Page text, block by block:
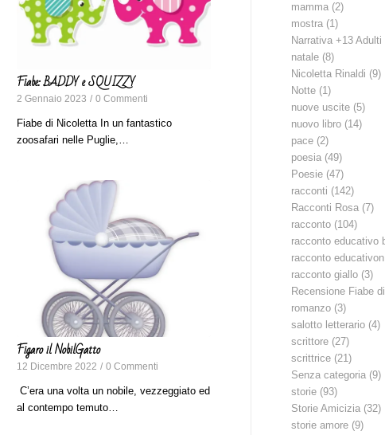
Fiabe: BADDY e SQUIZZY
2 Gennaio 2023 / 0 Commenti
Fiabe di Nicoletta In un fantastico
zoosafari nelle Puglie,…
Figaro il NobilGatto
12 Dicembre 2022 / 0 Commenti
C’era una volta un nobile, vezzeggiato ed
al contempo temuto…
mamma (2)
mostra (1)
Narrativa +13 Adulti
natale (8)
Nicoletta Rinaldi (9)
Notte (1)
nuove uscite (5)
nuovo libro (14)
pace (2)
poesia (49)
Poesie (47)
racconti (142)
Racconti Rosa (7)
racconto (104)
racconto educativo
racconto
racconto giallo (3)
Recensione Fiabe
romanzo (3)
salotto letterario (4)
scrittore (27)
scrittrice (21)
Senza categoria (9)
storie (93)
Storie Amicizia (32)
storie amore (9)